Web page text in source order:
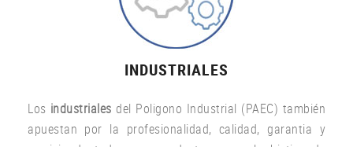
INDUSTRIALES
Los industriales del Poligono Industrial (PAEC) también
apuestan por la profesionalidad, calidad, garantia y